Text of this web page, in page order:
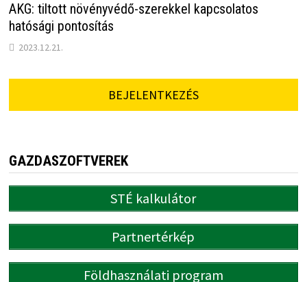
AKG: tiltott növényvédő-szerekkel kapcsolatos
hatósági pontosítás
2023.12.21.
BEJELENTKEZÉS
GAZDASZOFTVEREK
STÉ kalkulátor
Partnertérkép
Földhasználati program